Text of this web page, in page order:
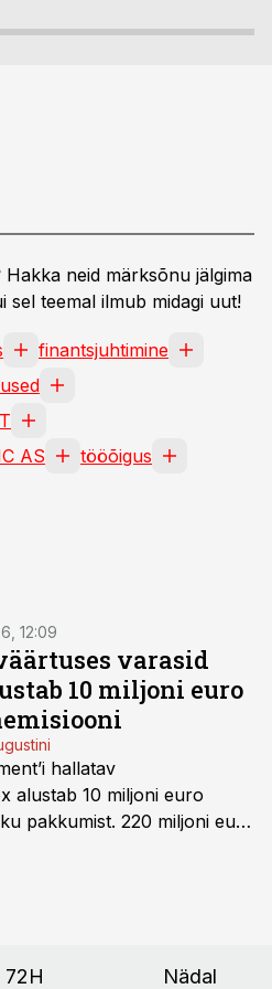
Hakka neid märksõnu jälgima
sel teemal ilmub midagi uut!
finantsjuhtimine
AS
tööõigus
12:09
varasid
10 miljoni euro
hallatav
alustab 10 miljoni euro
pakkumist. 220 miljoni euro
72H Nädal